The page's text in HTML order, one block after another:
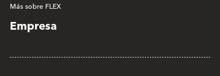
Más sobre FLEX
Empresa